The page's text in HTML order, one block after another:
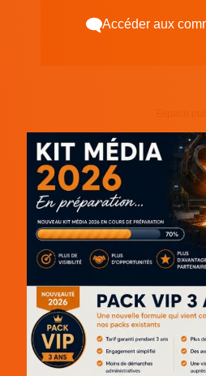
Accéder aux